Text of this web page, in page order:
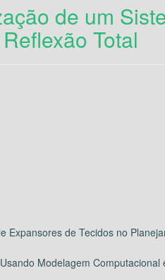
de um
Total
de Tecidos no
Modelagem